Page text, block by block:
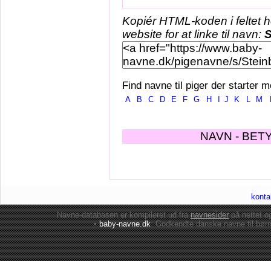
Kopiér HTML-koden i feltet
website for at linke til navn:
Find navne til piger der starter
A B C D E F G H J K L M
NAVN -
Navne-databasen er kompileret ud franavnesiderpå nettet
•baby-navne.dk: Godkendte danskenavne til børn